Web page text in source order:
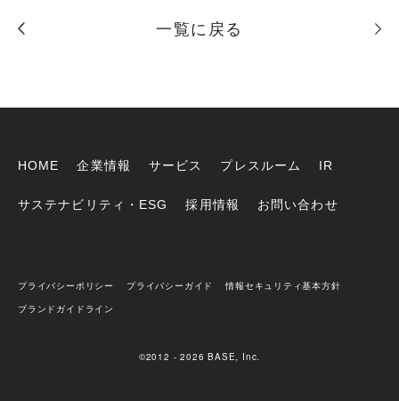
一覧に戻る
HOME 企業情報 サービス プレスルーム IR
サステナビリティ・ESG 採用情報 お問い合わせ
プライバシーポリシー プライバシーガイド
情報セキュリティ基本方針
ブランドガイドライン
©2012 - 2026 BASE, Inc.